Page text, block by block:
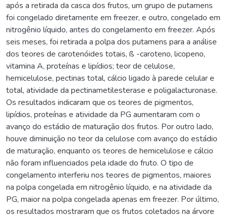
após a retirada da casca dos frutos, um grupo de putamens
foi congelado diretamente em freezer, e outro, congelado em
nitrogênio líquido, antes do congelamento em freezer. Após
seis meses, foi retirada a polpa dos putamens para a análise
dos teores de carotenóides totais, ß -caroteno, licopeno,
vitamina A, proteínas e lipídios; teor de celulose,
hemicelulose, pectinas total, cálcio ligado à parede celular e
total, atividade da pectinametilesterase e poligalacturonase.
Os resultados indicaram que os teores de pigmentos,
lipídios, proteínas e atividade da PG aumentaram com o
avanço do estádio de maturação dos frutos. Por outro lado,
houve diminuição no teor da celulose com avanço do estádio
de maturação, enquanto os teores de hemicelulose e cálcio
não foram influenciados pela idade do fruto. O tipo de
congelamento interferiu nos teores de pigmentos, maiores
na polpa congelada em nitrogênio líquido, e na atividade da
PG, maior na polpa congelada apenas em freezer. Por último,
os resultados mostraram que os frutos coletados na árvore